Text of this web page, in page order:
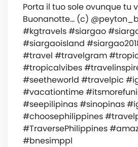
Porta il tuo sole ovunque tu
Buonanotte... (c)
#kgtravels #siargao
#siargaoisland
#travel #travelgram
#tropicalvibes
#seetheworld #travelpic
#vacationtime
#seepilipinas #sinopinas
#choosephilippines
#TraversePhilippines
#bnesimppl